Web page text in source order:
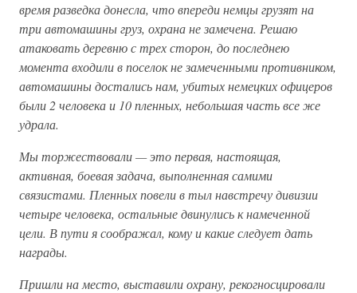
время разведка донесла, что впереди немцы грузят на
три автомашины груз, охрана не замечена. Решаю
атаковать деревню с трех сторон, до последнею
момента входили в поселок не замеченными противником,
автомашины достались нам, убитых немецких офицеров
были 2 человека и 10 пленных, небольшая часть все же
удрала.
Мы торжествовали — это первая, настоящая,
активная, боевая задача, выполненная самими
связистами. Пленных повели в тыл навстречу дивизии
четыре человека, остальные двинулись к намеченной
цели. В пути я соображал, кому и какие следует дать
награды.
Пришли на место, выставили охрану, рекогносцировали